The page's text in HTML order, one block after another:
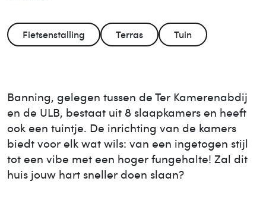
Fietsenstalling Terras Tuin
Banning, gelegen tussen de Ter Kamerenabdij
en de ULB, bestaat uit 8 slaapkamers en heeft
ook een tuintje. De inrichting van de kamers
biedt voor elk wat wils: van een ingetogen stijl
tot een vibe met een hoger fungehalte! Zal dit
huis jouw hart sneller doen slaan?